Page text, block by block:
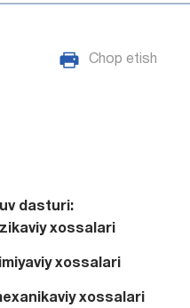
Chop etish
dasturi:
хоssalari
хоssalari
хоssalari